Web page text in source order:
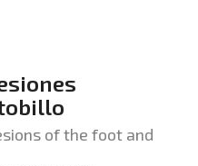
of the foot and